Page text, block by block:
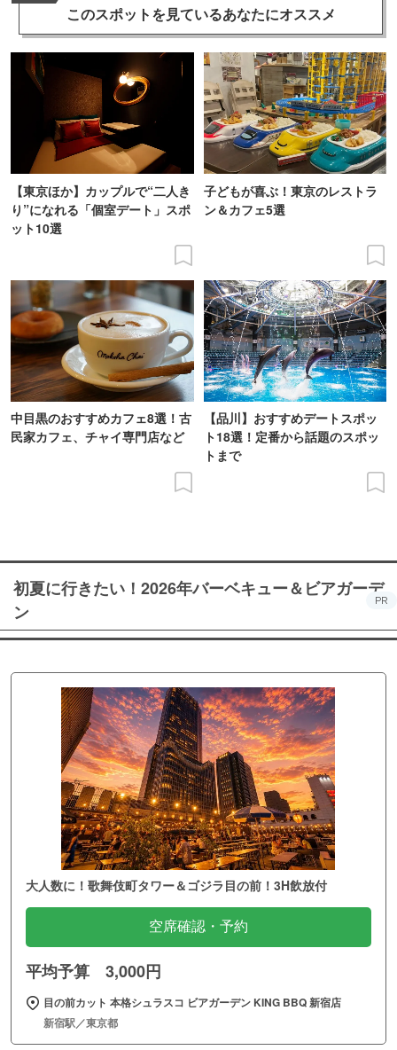
このスポットを見ているあなたにオススメ
【東京ほか】カップルで“二人き
り”になれる「個室デート」スポ
ット10選
子どもが喜ぶ！東京のレストラ
ン＆カフェ5選
中目黒のおすすめカフェ8選！古
民家カフェ、チャイ専門店など
【品川】おすすめデートスポッ
ト18選！定番から話題のスポッ
トまで
初夏に行きたい！2026年バーベキュー＆ビアガーデ
ン
PR
大人数に！歌舞伎町タワー＆ゴジラ目の前！3H飲放付
空席確認・予約
平均予算 3,000円
目の前カット 本格シュラスコ ビアガーデン KING BBQ 新宿店
新宿駅／東京都